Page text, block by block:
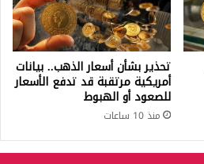
تحذير بشأن أسعار الذهب.. بيانات
أمريكية مرتقبة قد تدفع الأسعار
للصعود أو الهبوط
منذ 10 ساعات